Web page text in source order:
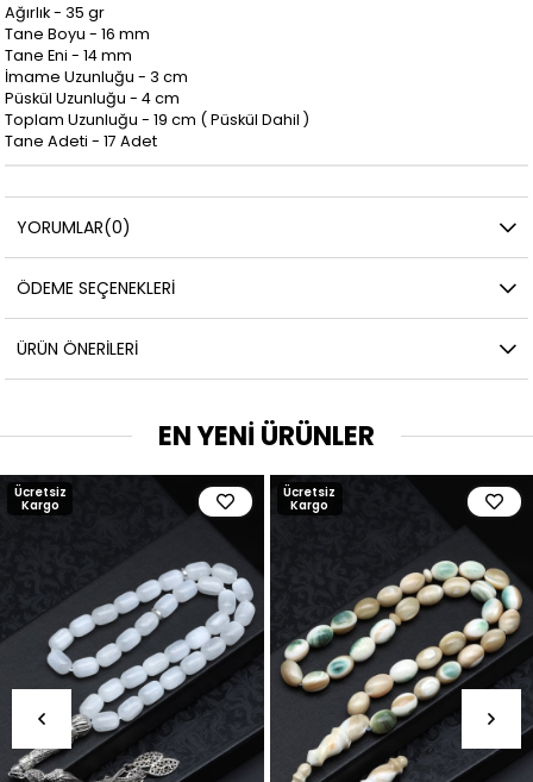
Ağırlık - 35 gr
Tane Boyu - 16 mm
Tane Eni - 14 mm
İmame Uzunluğu - 3 cm
Püskül Uzunluğu - 4 cm
Toplam Uzunluğu - 19 cm (Püskül Dahil )
Tane Adeti - 17 Adet
YORUMLAR(0)
ÖDEME SEÇENEKLERI
ÜRÜN ÖNERILERI
EN YENİ ÜRÜNLER
Ücretsiz
Kargo
Ücretsiz
Kargo